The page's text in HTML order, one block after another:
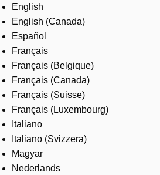
Careers
English
English (Canada)
Español
Français
Français (Belgique)
Français (Canada)
Français (Suisse)
Français (Luxembourg)
Italiano
Italiano (Svizzera)
Magyar
Nederlands